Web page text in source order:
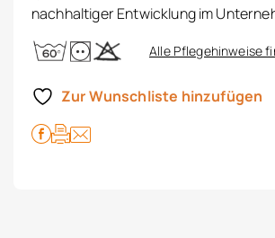
nachhaltiger Entwicklung im
Alle Pflegehinweise
Zur Wunschliste hinzufügen